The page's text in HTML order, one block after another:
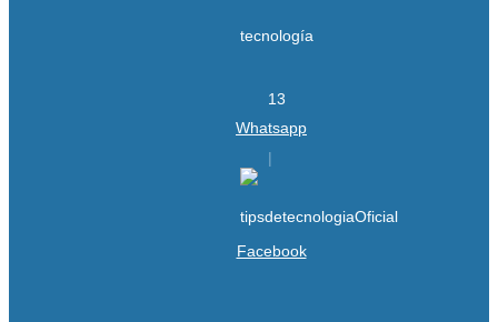
Whatsapp
Facebook